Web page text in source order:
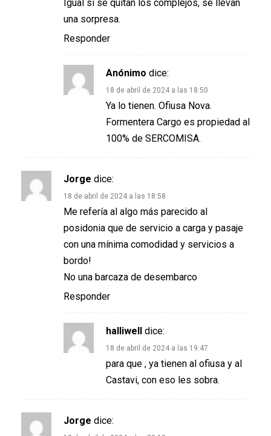
Igual si se quitan los complejos, se llevan
una sorpresa.
Responder
Anónimo dice:
18 de abril de 2024 a las 18:50
Ya lo tienen. Ofiusa Nova.
Formentera Cargo es propiedad al
100% de SERCOMISA.
Jorge dice:
18 de abril de 2024 a las 18:58
Me refería al algo más parecido al
posidonia que de servicio a carga y pasaje
con una mínima comodidad y servicios a
bordo!
No una barcaza de desembarco
Responder
halliwell dice:
18 de abril de 2024 a las 19:47
para que , ya tienen al ofiusa y al
Castavi, con eso les sobra.
Jorge dice: